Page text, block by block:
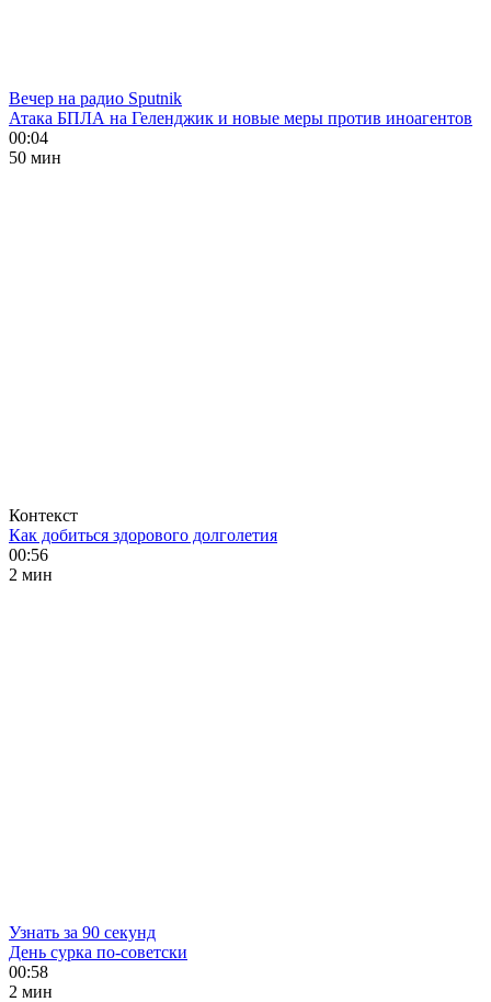
Вечер на радио Sputnik
Атака БПЛА на Геленджик и новые меры против иноагентов
00:04
50 мин
Контекст
Как добиться здорового долголетия
00:56
2 мин
Узнать за 90 секунд
День сурка по-советски
00:58
2 мин